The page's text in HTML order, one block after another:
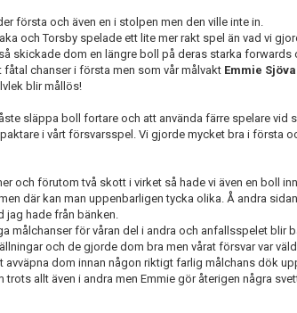
första och även en i stolpen men den ville inte in.
och Torsby spelade ett lite mer rakt spel än vad vi
skickade dom en längre boll på deras starka forwards
chanser i första men som vår målvakt Emmie
blir mållös!
släppa boll fortare och att använda färre spelare vid
i vårt försvarsspel. Vi gjorde mycket bra i första
och förutom två skott i virket så hade vi även en boll
där kan man uppenbarligen tycka olika. Å andra
jag hade från bänken.
målchanser för våran del i andra och anfallsspelet blir
och de gjorde dom bra men vårat försvar var
avväpna dom innan någon riktigt farlig målchans dök
trots allt även i andra men Emmie gör återigen några